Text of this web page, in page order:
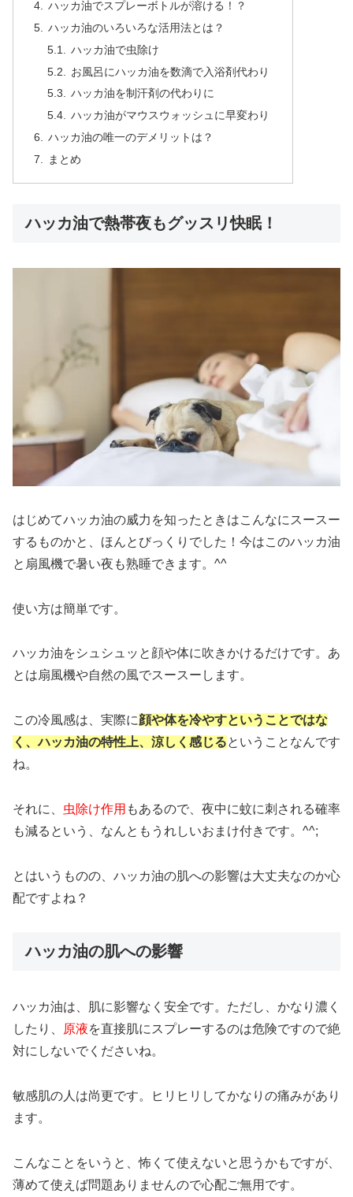
ハッカ油でスプレーボトルが溶ける！？
ハッカ油のいろいろな活用法とは？
ハッカ油で虫除け
お風呂にハッカ油を数滴で入浴剤代わり
ハッカ油を制汗剤の代わりに
ハッカ油がマウスウォッシュに早変わり
ハッカ油の唯一のデメリットは？
まとめ
ハッカ油で熱帯夜もグッスリ快眠！
はじめてハッカ油の威力を知ったときはこんなにスースー
するものかと、ほんとびっくりでした！今はこのハッカ油
と扇風機で暑い夜も熟睡できます。^^
使い方は簡単です。
ハッカ油をシュシュッと顔や体に吹きかけるだけです。あ
とは扇風機や自然の風でスースーします。
この冷風感は、実際に顔や体を冷やすということではな
く、ハッカ油の特性上、涼しく感じるということなんです
ね。
それに、 虫除け作用 もあるので、夜中に蚊に刺される確率
も減るという、なんともうれしいおまけ付きです。^^;
とはいうものの、ハッカ油の肌への影響は大丈夫なのか心
配ですよね？
ハッカ油の肌への影響
ハッカ油は、肌に影響なく安全です。ただし、かなり濃く
したり、
原液を直接肌にスプレーするのは危険ですので絶
対にしないでくださいね。
敏感肌の人は尚更です。ヒリヒリしてかなりの痛みがあり
ます。
こんなことをいうと、怖くて使えないと思うかもですが、
薄めて使えば問題ありませんので心配ご無用です。